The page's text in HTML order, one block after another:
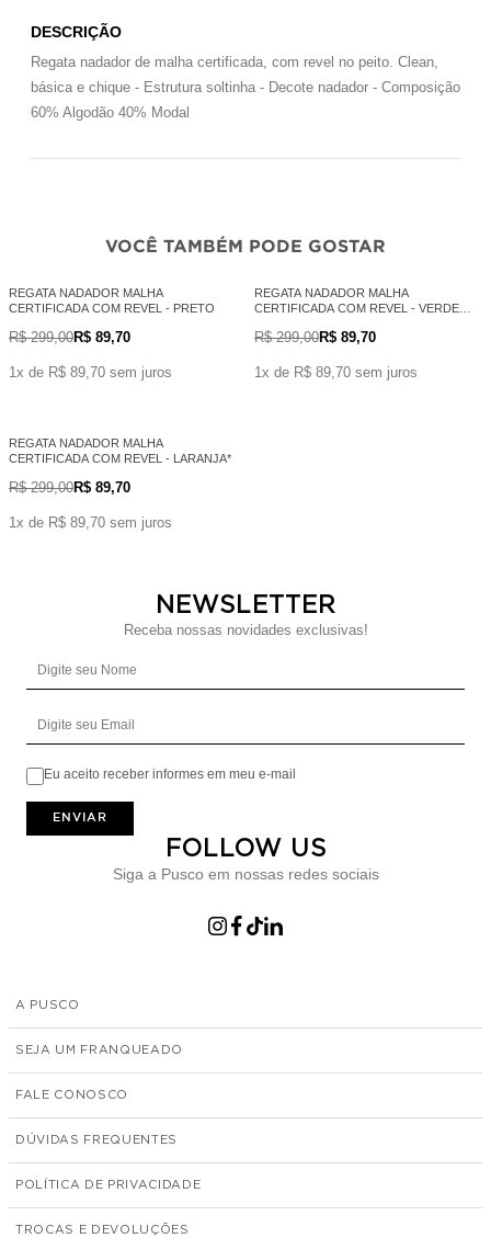
DESCRIÇÃO
Regata nadador de malha certificada, com revel no peito. Clean,
básica e chique - Estrutura soltinha - Decote nadador - Composição
60% Algodão 40% Modal
VOCÊ TAMBÉM PODE GOSTAR
REGATA NADADOR MALHA
CERTIFICADA COM REVEL - PRETO
R$ 299,00R$ 89,70
1x de R$ 89,70 sem juros
REGATA NADADOR MALHA
CERTIFICADA COM REVEL - VERDE
R$ 299,00R$ 89,70
1x de R$ 89,70 sem juros
REGATA NADADOR MALHA
CERTIFICADA COM REVEL - LARANJA*
R$ 299,00R$ 89,70
1x de R$ 89,70 sem juros
NEWSLETTER
Receba nossas novidades exclusivas!
Eu aceito receber informes em meu e-mail
ENVIAR
FOLLOW US
Siga a Pusco em nossas redes sociais
A PUSCO
SEJA UM FRANQUEADO
FALE CONOSCO
DÚVIDAS FREQUENTES
POLÍTICA DE PRIVACIDADE
TROCAS E DEVOLUÇÕES